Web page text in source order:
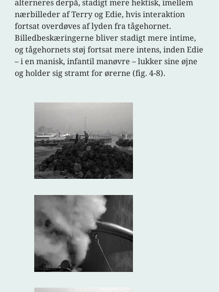
alterneres derpå, stadigt mere hektisk, imellem
nærbilleder af Terry og Edie, hvis interaktion
fortsat overdøves af lyden fra tågehornet.
Billedbeskæringerne bliver stadigt mere intime,
og tågehornets støj fortsat mere intens, inden Edie
– i en manisk, infantil manøvre – lukker sine øjne
og holder sig stramt for ørerne (fig. 4-8).